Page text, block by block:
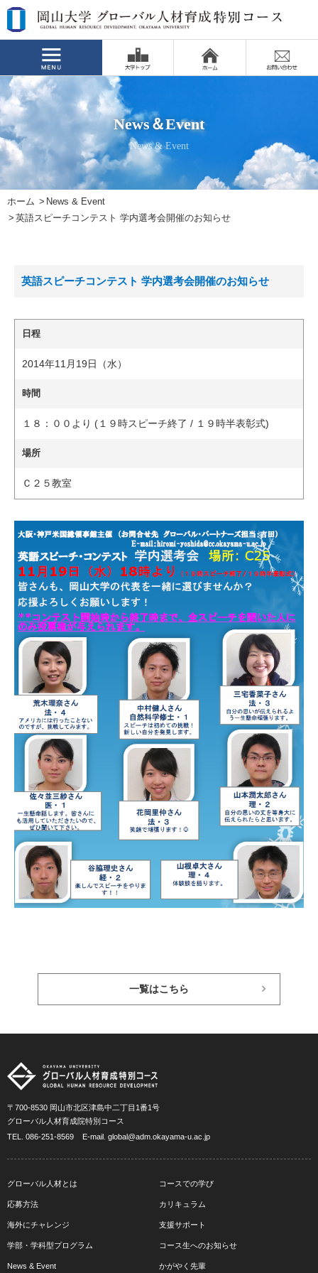
News＆Event
News & Event
ホーム
News & Event
英語スピーチコンテスト 学内選考会開催のお知らせ
英語スピーチコンテスト 学内選考会開催のお知らせ
日程
2014年11月19日（水）
時間
１８：００より (１９時スピーチ終了 / １９時半表彰式)
場所
Ｃ２５教室
一覧はこちら
〒700-8530 岡山市北区津島中二丁目1番1号
グローバル人材育成院特別コース
TEL. 086-251-8569 E-mail. global@adm.okayama-u.ac.jp
グローバル人材とは コースでの学び
応募方法 カリキュラム
海外にチャレンジ 支援サポート
学部・学科型プログラム コース生へのお知らせ
News & Event かがやく先輩